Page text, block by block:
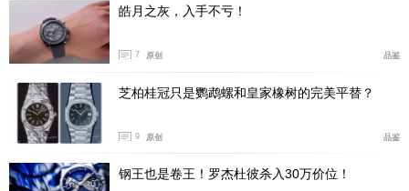
miNova夜光涂层，确保清晰读时。系列提供四款表盘选
择：蓝色、黑色与绿色抛光漆面款式，各自呈现深邃的视
觉层次；更有一款独特的霜蓝色太阳纹表盘，以质感表面
勾勒出迷人的光影变幻。该系列提供五款陶瓷表圈配色，
为腕间增添别样风采。除经典黑、蓝色与岩灰色之外，新
增亮绿色与亮蓝色两种鲜活色调，打造了丰富多元的搭配
组合。
皓月之灰，入手不亏！
7 原创 品鉴
芝柏桂冠只是鹦鹉螺和皇家橡树的完美平替？
9 原创 品鉴
钢王也是卷王！罗杰杜彼杀入30万价位！